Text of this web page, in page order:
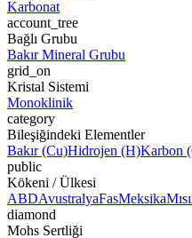
Karbonat
account_tree
Bağlı Grubu
Bakır Mineral Grubu
grid_on
Kristal Sistemi
Monoklinik
category
Bileşiğindeki Elementler
Bakır (Cu)Hidrojen (H)Karbon
public
Kökeni / Ülkesi
ABDAvustralyaFasMeksika
diamond
Mohs Sertliği